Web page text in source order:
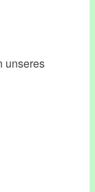
unseres